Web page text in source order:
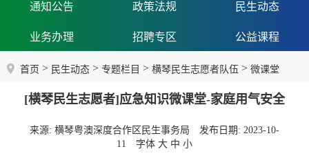
通知公告 政策法规 民生动态
业务办理 招聘专区 公益课程
首页 > 民生动态 > 专题栏目 > 横琴民生志愿者队伍 > 微课堂
[横琴民生志愿者]应急知识微课堂-家庭用气安全
来源: 横琴粤澳深度合作区民生事务局
发布日期: 2023-10-
11
字体 大 中 小